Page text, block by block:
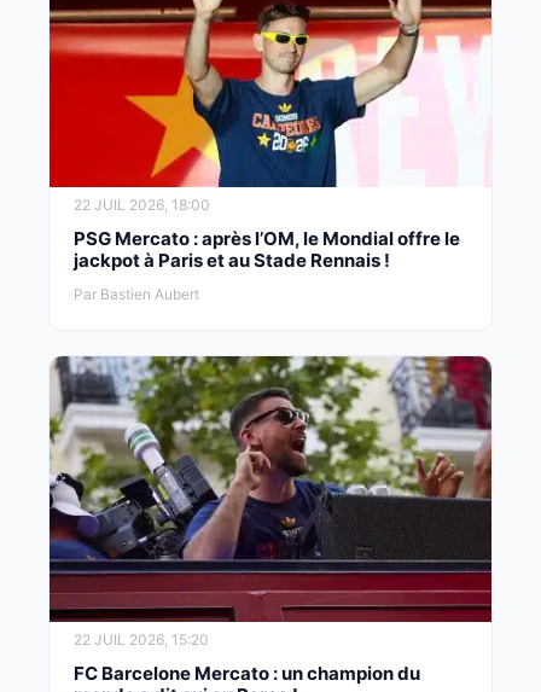
22 JUIL 2026, 18:00
PSG Mercato : après l’OM, le Mondial offre le
jackpot à Paris et au Stade Rennais !
Par Bastien Aubert
22 JUIL 2026, 15:20
FC Barcelone Mercato : un champion du